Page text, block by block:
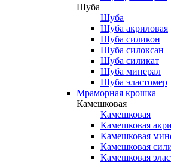
Шуба
Шуба
Шуба акриловая
Шуба силикон
Шуба силоксан
Шуба силикат
Шуба минерал
Шуба эластомер
Мраморная крошка
Камешковая
Камешковая
Камешковая
Камешковая
Камешковая
Камешковая